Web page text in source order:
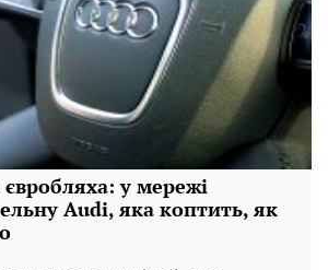
у мережі
Audi, яка коптить, як